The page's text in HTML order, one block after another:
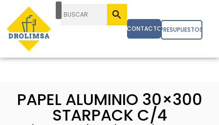
CONTACTOPRESUPUESTOS
PAPEL ALUMINIO 30×300
STARPACK C/4